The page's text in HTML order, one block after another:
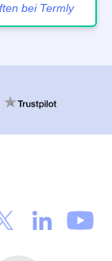
bei Termly